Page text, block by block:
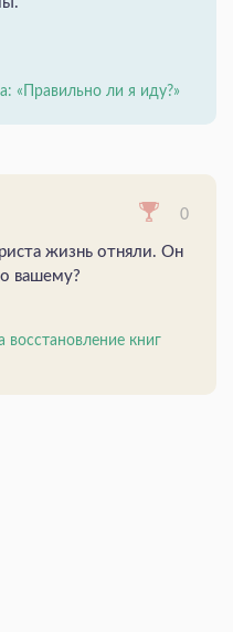
«Правильно ли я иду?»
0
жизнь отняли. Он
вашему?
книг